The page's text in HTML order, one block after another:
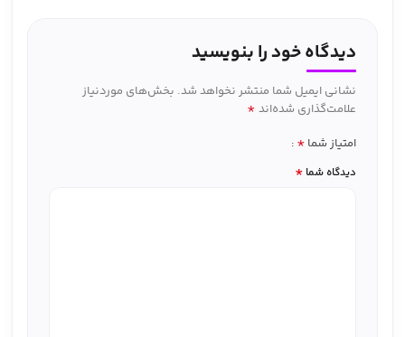
دیدگاه خود را بنویسید
نشانی ایمیل شما منتشر نخواهد شد. بخش‌های موردنیاز
علامت‌گذاری شده‌اند *
امتیاز شما *
دیدگاه شما *